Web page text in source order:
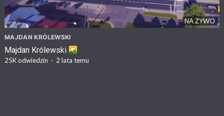
NA ŻYWO
MAJDAN KRÓLEWSKI
Majdan Królewski
25Kodwiedzin · 2 lata temu